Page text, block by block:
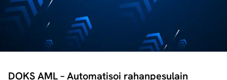
DOKS AML – Automatisoi rahanpesulain